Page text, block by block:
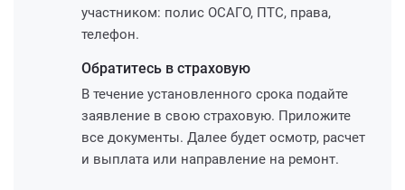
участником: полис ОСАГО, ПТС, права,
телефон.
Обратитесь в страховую
В течение установленного срока подайте
заявление в свою страховую. Приложите
все документы. Далее будет осмотр, расчет
и выплата или направление на ремонт.